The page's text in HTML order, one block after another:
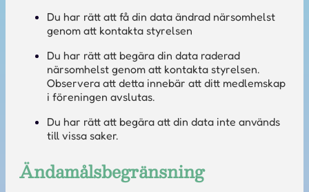
Du har rätt att få din data ändrad närsomhelst
genom att kontakta styrelsen
Du har rätt att begära din data raderad
närsomhelst genom att kontakta styrelsen.
Observera att detta innebär att ditt medlemskap
i föreningen avslutas.
Du har rätt att begära att din data inte används
till vissa saker.
Ändamålsbegränsning